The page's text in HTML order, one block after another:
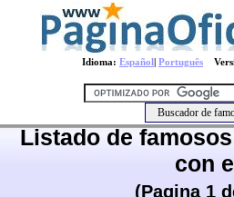
Idioma: Español| Português
Listado de
con e
(Pagina 1